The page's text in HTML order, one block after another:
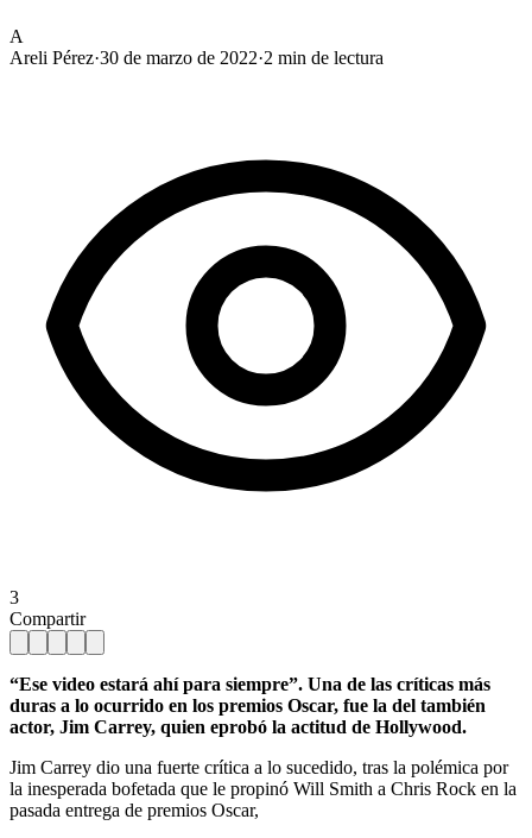
A
Areli Pérez·30 de marzo de 2022·2 min de lectura
3
Compartir
“Ese video estará ahí para siempre”. Una de las críticas más
duras a lo ocurrido en los premios Oscar, fue la del también
actor, Jim Carrey, quien eprobó la actitud de Hollywood.
Jim Carrey dio una fuerte crítica a lo sucedido, tras la polémica por
la inesperada bofetada que le propinó Will Smith a Chris Rock en la
pasada entrega de premios Oscar,